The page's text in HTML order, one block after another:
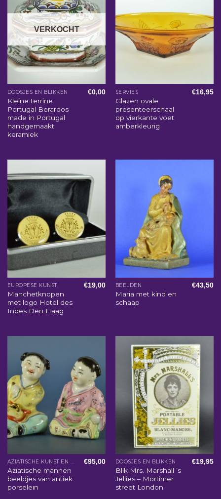
VERKOCHT
DOOSJES EN BLIKKEN
Kleine terrine
Portugal Berardos
made in Portugal
handgemaakt
keramiek
€0,00 SERVIES
Glazen ovale
presenteerschaal
op vierkante voet
amberkleurig
€16,95
EUROPESE KUNST
Manchetknopen
met logo Hotel des
Indes Den Haag
€19,00 BEELDEN
Maria met kind en
schaap
€43,50
AZIATISCHE KUNST EN WOONACCESSOIRES
Aziatische mannen
beeldjes van antiek
porselein
€95,00 DOOSJES EN BLIKKEN
Blik Mrs. Marshall ’s
Jellies – Mortimer
street London
€19,95